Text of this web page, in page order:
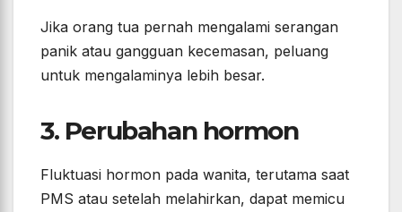
Jika orang tua pernah mengalami serangan
panik atau gangguan kecemasan, peluang
untuk mengalaminya lebih besar.
3. Perubahan hormon
Fluktuasi hormon pada wanita, terutama saat
PMS atau setelah melahirkan, dapat memicu